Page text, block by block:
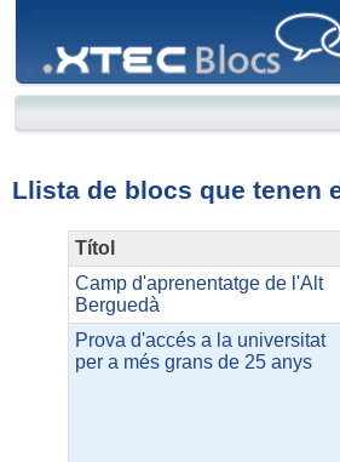
Llista de blocs que tenen
Títol
Camp d'aprenentatge de l'Alt
Berguedà
Prova d'accés a la universitat
per a més grans de 25 anys